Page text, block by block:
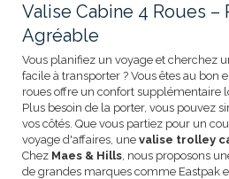
Valise Cabine 4 Roues –
Agréable
Vous planifiez un voyage et cherchez
facile à transporter ? Vous êtes au bon
roues offre un confort supplémentaire
Plus besoin de la porter, vous pouvez
vos côtés. Que vous partiez pour un
voyage d'affaires, une valise trolley
Chez Maes & Hills, nous proposons
de grandes marques comme Eastpak